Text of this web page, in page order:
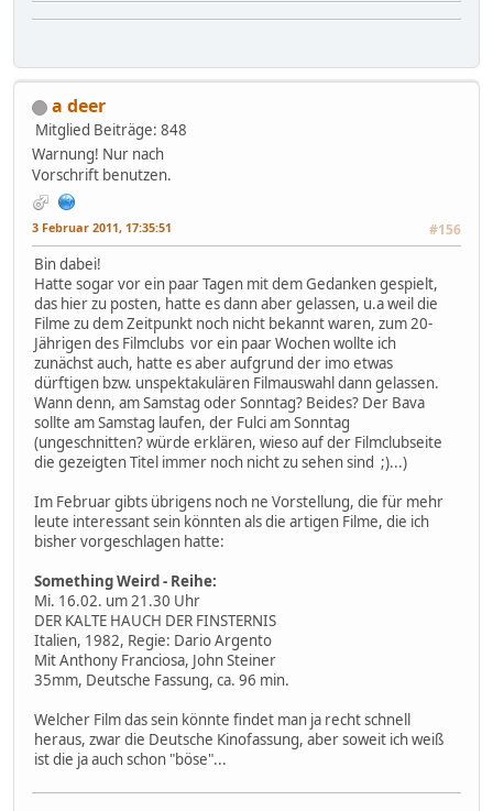
a deer
Mitglied Beiträge: 848
Warnung! Nur nach
Vorschrift benutzen.
3 Februar 2011, 17:35:51 #156
Bin dabei!
Hatte sogar vor ein paar Tagen mit dem Gedanken gespielt,
das hier zu posten, hatte es dann aber gelassen, u.a weil die
Filme zu dem Zeitpunkt noch nicht bekannt waren, zum 20-
Jährigen des Filmclubs vor ein paar Wochen wollte ich
zunächst auch, hatte es aber aufgrund der imo etwas
dürftigen bzw. unspektakulären Filmauswahl dann gelassen.
Wann denn, am Samstag oder Sonntag? Beides? Der Bava
sollte am Samstag laufen, der Fulci am Sonntag
(ungeschnitten? würde erklären, wieso auf der Filmclubseite
die gezeigten Titel immer noch nicht zu sehen sind ;)...)
Im Februar gibts übrigens noch ne Vorstellung, die für mehr
leute interessant sein könnten als die artigen Filme, die ich
bisher vorgeschlagen hatte:
Something Weird - Reihe:
Mi. 16.02. um 21.30 Uhr
DER KALTE HAUCH DER FINSTERNIS
Italien, 1982, Regie: Dario Argento
Mit Anthony Franciosa, John Steiner
35mm, Deutsche Fassung, ca. 96 min.
Welcher Film das sein könnte findet man ja recht schnell
heraus, zwar die Deutsche Kinofassung, aber soweit ich weiß
ist die ja auch schon "böse"...